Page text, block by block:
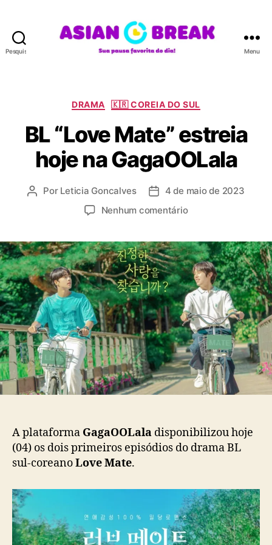
Pesquisar
A
B
R
E
A
Menu
C
t
e
g
o
i
a
DRAMA 🇰🇷 COREIA DO SUL
BL “Love Mate” estreia
hoje na GagaOOLala
A
r
d
o
p
o
s
t
Por Leticia Goncalves
D
d
e
p
u
b
l
i
c
a
ç
ã
o
4 de maio de 2023
Nenhum comentárioe
L
“
L
o
v
e
M
a
t
e
e
r
e
h
o
j
e
A plataforma GagaOOLala disponibilizou hoje
(04) os dois primeiros episódios do drama BL
sul-coreanoLove Mate.